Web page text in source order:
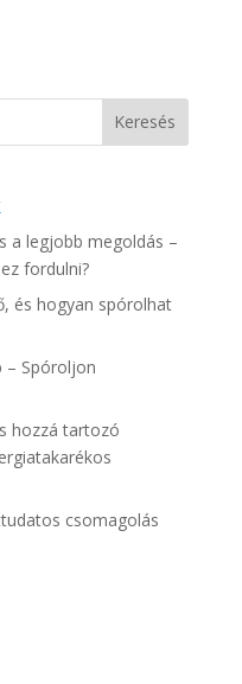
a legjobb megoldás –
fordulni?
és hogyan spórolhat
– Spóroljon
hozzá tartozó
csomagolás